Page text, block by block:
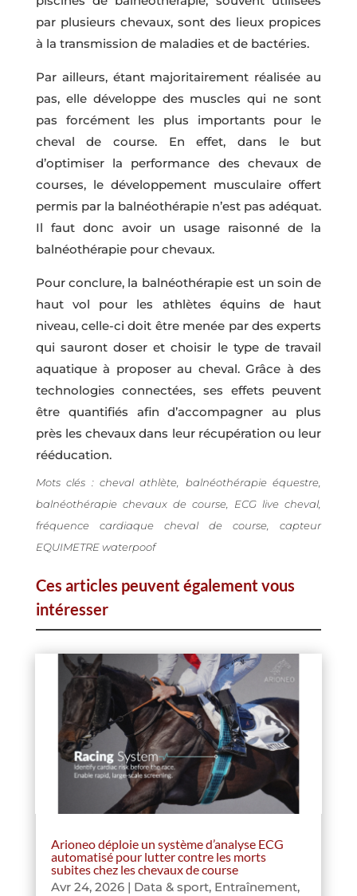
par plusieurs chevaux, sont des lieux propices
à la transmission de maladies et de bactéries.
Par ailleurs, étant majoritairement réalisée au
pas, elle développe des muscles qui ne sont
pas forcément les plus importants pour le
cheval de course. En effet, dans le but
d’optimiser la performance des chevaux de
courses, le développement musculaire offert
permis par la balnéothérapie n’est pas adéquat.
Il faut donc avoir un usage raisonné de la
balnéothérapie pour chevaux.
Pour conclure, la balnéothérapie est un soin de
haut vol pour les athlètes équins de haut
niveau, celle-ci doit être menée par des experts
qui sauront doser et choisir le type de travail
aquatique à proposer au cheval. Grâce à des
technologies connectées, ses effets peuvent
être quantifiés afin d’accompagner au plus
près les chevaux dans leur récupération ou leur
rééducation.
Mots clés : cheval athlète, balnéothérapie équestre,
balnéothérapie chevaux de course, ECG live cheval,
fréquence cardiaque cheval de course, capteur
EQUIMETRE waterpoof
Ces articles peuvent également vous
intéresser
Arioneo déploie un système d’analyse ECG
automatisé pour lutter contre les morts
subites chez les chevaux de course
Avr 24, 2026| Data & sport, Entraînement,